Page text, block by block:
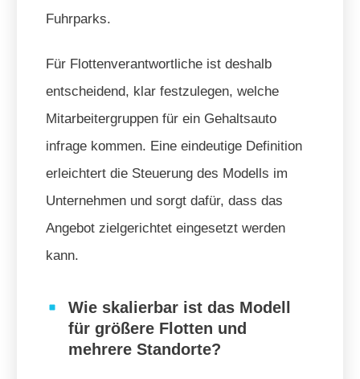
Fuhrparks.
Für Flottenverantwortliche ist deshalb
entscheidend, klar festzulegen, welche
Mitarbeitergruppen für ein Gehaltsauto
infrage kommen. Eine eindeutige Definition
erleichtert die Steuerung des Modells im
Unternehmen und sorgt dafür, dass das
Angebot zielgerichtet eingesetzt werden
kann.
Wie skalierbar ist das Modell
für größere Flotten und
mehrere Standorte?